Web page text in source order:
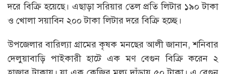
দরে বিক্রি হয়েছে। এছাড়া সরিয়ার তেল প্রতি লিটার ১৯০ টাকা
ও খোলা সয়াবিন ২০০ টাকা লিটার দরে বিক্রি হচ্ছে।
উপজেলার বারিল্যা গ্রামের কৃষক মনছের আলী জানান, শনিবার
দেলুয়াবাড়ি পাইকারী হাটে এক মণ বেগুন বিক্রি করেন ২